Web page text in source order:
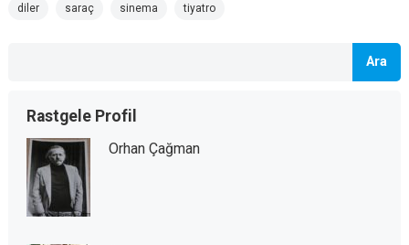
diler saraç sinema tiyatro
Ara
Rastgele Profil
Orhan Çağman